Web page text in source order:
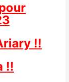
!!
!!